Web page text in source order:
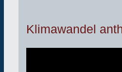
Klimawandel